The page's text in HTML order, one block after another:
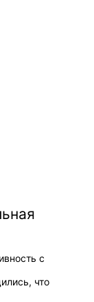
с
что